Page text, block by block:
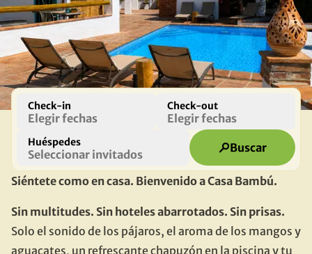
Check-in
Elegir fechas
Check-out
Elegir fechas
Huéspedes
Seleccionar invitados Buscar
Siéntete como en casa. Bienvenido a Casa Bambú.
Sin multitudes. Sin hoteles abarrotados. Sin prisas.
Solo el sonido de los pájaros, el aroma de los mangos y
aguacates, un refrescante chapuzón en la piscina y tu